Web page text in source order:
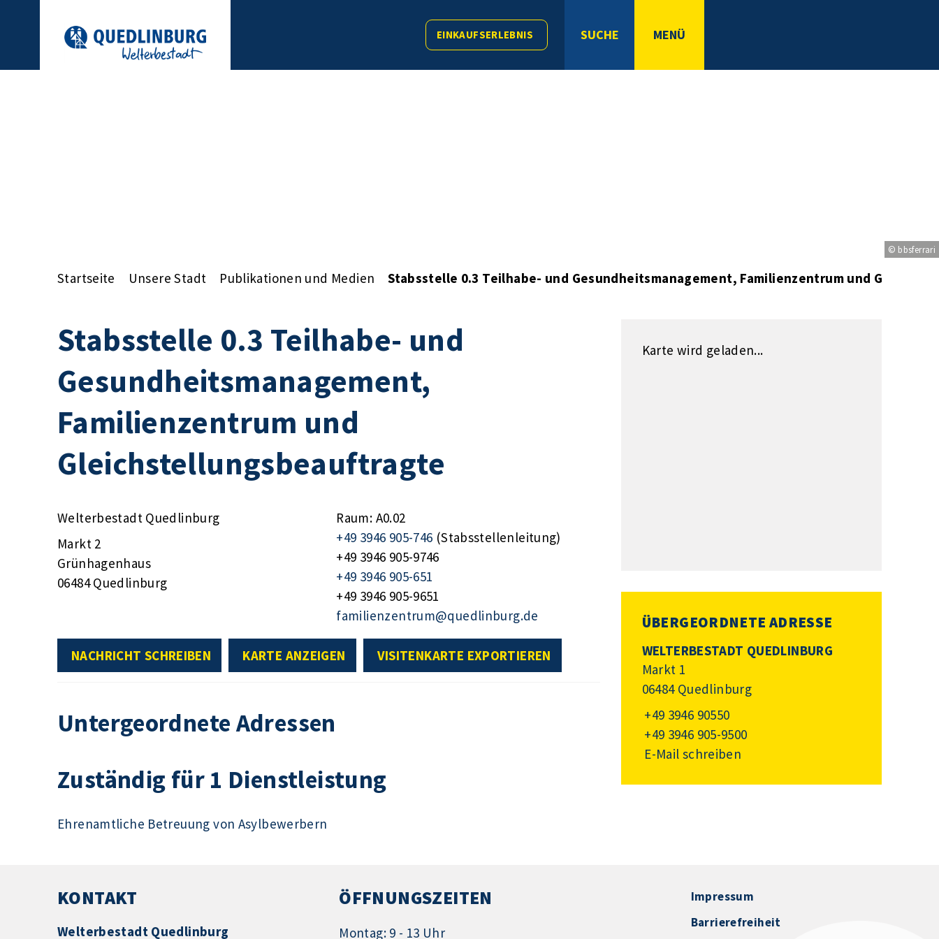
EINKAUFSERLEBNIS SUCHE MENÜ
© bbsferrari
Startseite Unsere Stadt Publikationen und Medien Stabsstelle 0.3 Teilhabe- und Gesundheitsmanagement, Familienzentrum und
Stabsstelle 0.3 Teilhabe- und
Gesundheitsmanagement,
Familienzentrum und
Gleichstellungsbeauftragte
Welterbestadt Quedlinburg
Markt 2
Grünhagenhaus
06484 Quedlinburg
Raum: A0.02
+49 3946 905-746 (Stabsstellenleitung)
+49 3946 905-9746
+49 3946 905-651
+49 3946 905-9651
familienzentrum@quedlinburg.de
NACHRICHT SCHREIBEN KARTE ANZEIGEN VISITENKARTE EXPORTIEREN
Untergeordnete Adressen
Zuständig für 1 Dienstleistung
Ehrenamtliche Betreuung von Asylbewerbern
Karte wird geladen...
ÜBERGEORDNETE ADRESSE
WELTERBESTADT QUEDLINBURG
Markt 1
06484 Quedlinburg
+49 3946 90550
+49 3946 905-9500
E-Mail schreiben
KONTAKT
Welterbestadt Quedlinburg
ÖFFNUNGSZEITEN
Montag: 9 - 13 Uhr
Impressum
Barrierefreiheit